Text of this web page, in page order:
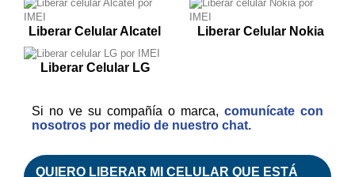
Liberar Celular Alcatel Liberar Celular Nokia
Liberar Celular LG
Si no ve su compañía o marca, comunícate con
nosotros por medio de nuestro chat.
QUIERO LIBERAR MI CELULAR QUE ESTÁ